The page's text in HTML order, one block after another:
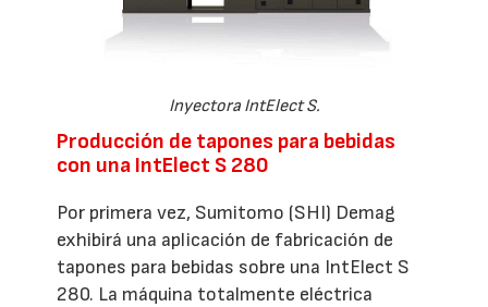
Inyectora IntElect S.
Producción de tapones para bebidas
con una IntElect S 280
Por primera vez, Sumitomo (SHI) Demag
exhibirá una aplicación de fabricación de
tapones para bebidas sobre una IntElect S
280. La máquina totalmente eléctrica